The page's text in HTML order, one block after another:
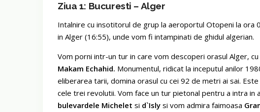
Ziua 1: Bucuresti – Alger
Intalnire cu insotitorul de grup la aeroportul Otopeni la ora
in Alger (16:55), unde vom fi intampinati de ghidul algerian.
Vom porni intr-un tur in care vom descoperi orasul Alger,
Makam Echahid. Monumentul, ridicat la inceputul anilor
eliberarea tarii, domina orasul cu cei 92 de metri ai sai.
cele trei revolutii. Vom face un tur pietonal pentru a intra in
bulevardele Michelet si d`Isly si vom admira faimoasa